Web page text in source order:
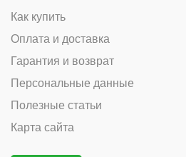
Как купить
Оплата и доставка
Гарантия и возврат
Персональные данные
Полезные статьи
Карта сайта